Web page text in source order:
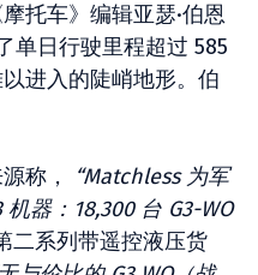
托车》编辑亚瑟·伯恩
单日行驶里程超过 585
进入的陡峭地形。伯
称，
“Matchless 为军
器：18,300 台 G3-WO
二系列带遥控液压货